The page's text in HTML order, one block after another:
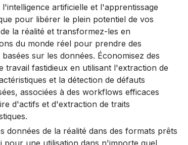
l'intelligence artificielle et l'apprentissage
pour libérer le plein potentiel de vos
la réalité et transformez-les en
du monde réel pour prendre des
basées sur les données. Économisez des
travail fastidieux en utilisant l'extraction de
et la détection de défauts
associées à des workflows efficaces
d'actifs et d'extraction de traits
données de la réalité dans des formats prêts
pour une utilisation dans n'importe quel